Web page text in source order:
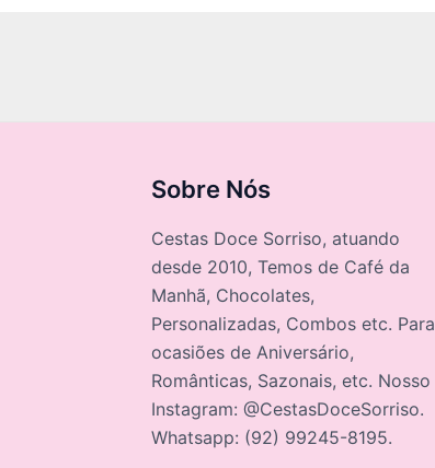
Sobre Nós
Cestas Doce Sorriso, atuando
desde 2010, Temos de Café da
Manhã, Chocolates,
Personalizadas, Combos etc. Para
ocasiões de Aniversário,
Românticas, Sazonais, etc. Nosso
Instagram: @CestasDoceSorriso.
Whatsapp: (92) 99245-8195.